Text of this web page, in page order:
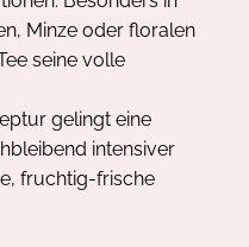
Minze oder floralen
seine volle
gelingt eine
intensiver
fruchtig-frische